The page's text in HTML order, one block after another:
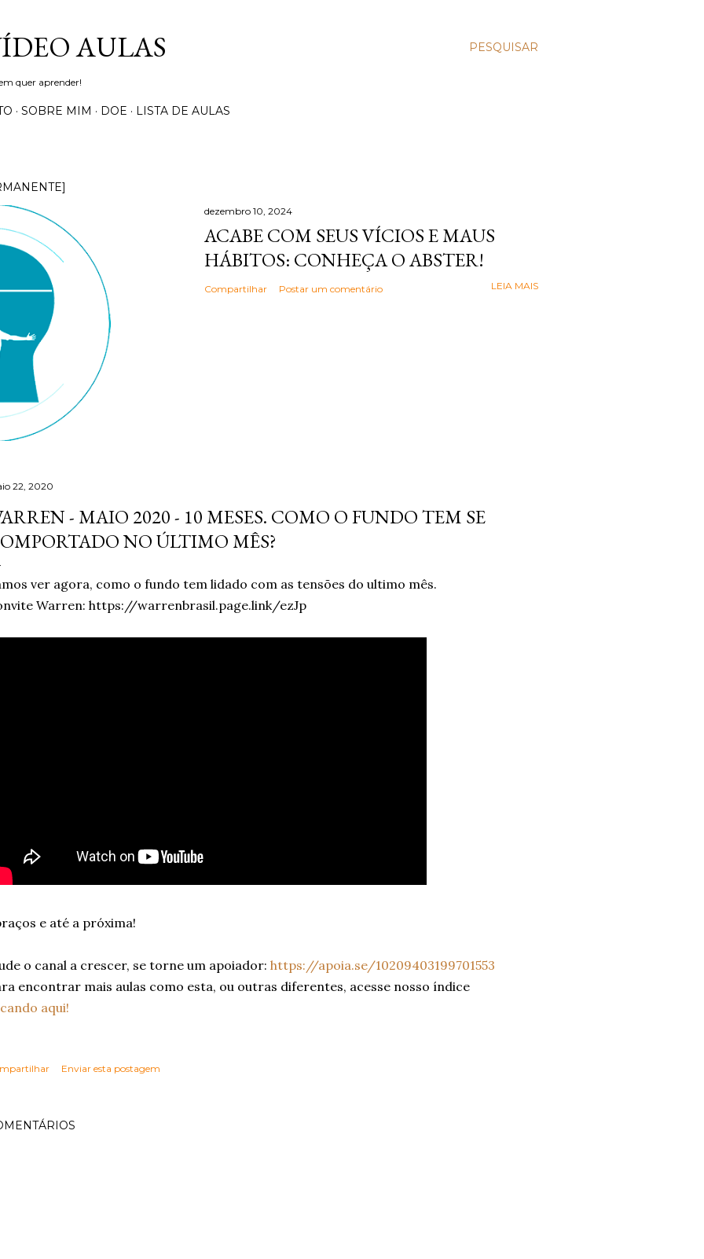
PESQUISAR
AULAS
quer aprender!
SOBRE MIM DOE LISTA DE AULAS
dezembro 10, 2024
ACABE COM SEUS VÍCIOS E MAUS
HÁBITOS: CONHEÇA O ABSTER!
Compartilhar Postar um comentário LEIA MAIS
22, 2020
- MAIO 2020 - 10 MESES. COMO O FUNDO TEM SE
NO ÚLTIMO MÊS?
ver agora, como o fundo tem lidado com as tensões do ultimo mês.
Warren: https://warrenbrasil.page.link/ezJp
e até a próxima!
o canal a crescer, se torne um apoiador: https://apoia.se/10209403199701553
encontrar mais aulas como esta, ou outras diferentes, acesse nosso índice
aqui!
Enviar esta postagem